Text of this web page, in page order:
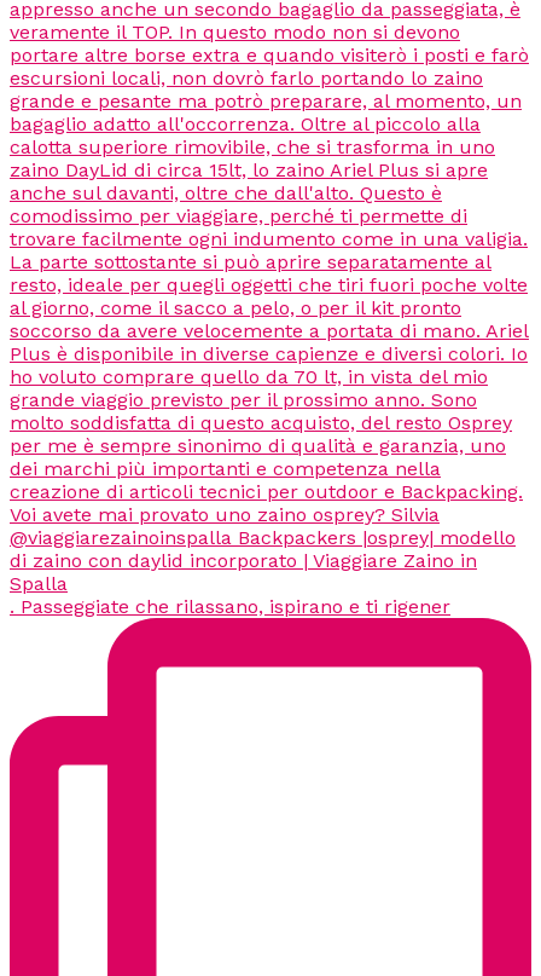
. Passeggiate che rilassano, ispirano e ti rigener